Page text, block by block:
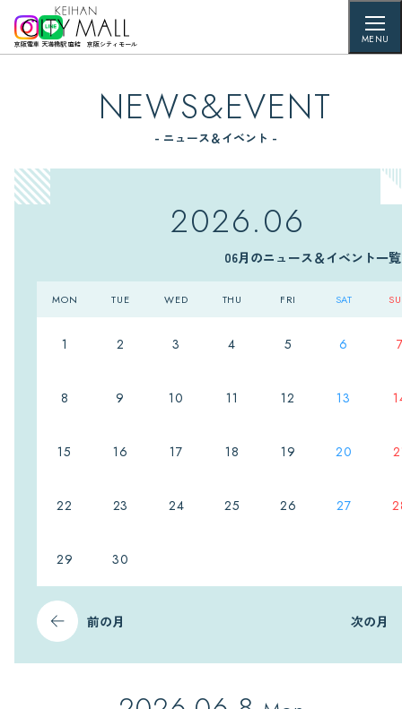
京阪電車 天満橋駅 直結 京阪シティモール MENU
NEWS&EVENT
- ニュース＆イベント -
2026.06
06月のニュース＆イベント一覧
MON TUE WED THU FRI SAT
1 2 3 4 5 6
8 9 10 11 12 13
15 16 17 18 19 20
22 23 24 25 26 27
29 30
前の月 次の月